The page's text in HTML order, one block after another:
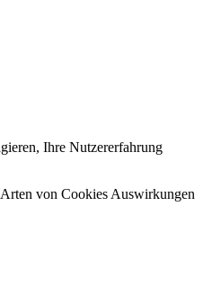
Ihre Nutzererfahrung
von Cookies Auswirkungen